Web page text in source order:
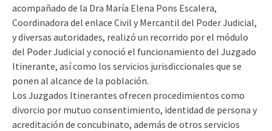
acompañado de la Dra María Elena Pons Escalera,
Coordinadora del enlace Civil y Mercantil del Poder Judicial,
y diversas autoridades, realizó un recorrido por el módulo
del Poder Judicial y conoció el funcionamiento del Juzgado
Itinerante, así como los servicios jurisdiccionales que se
ponen al alcance de la población.
Los Juzgados Itinerantes ofrecen procedimientos como
divorcio por mutuo consentimiento, identidad de persona y
acreditación de concubinato, además de otros servicios